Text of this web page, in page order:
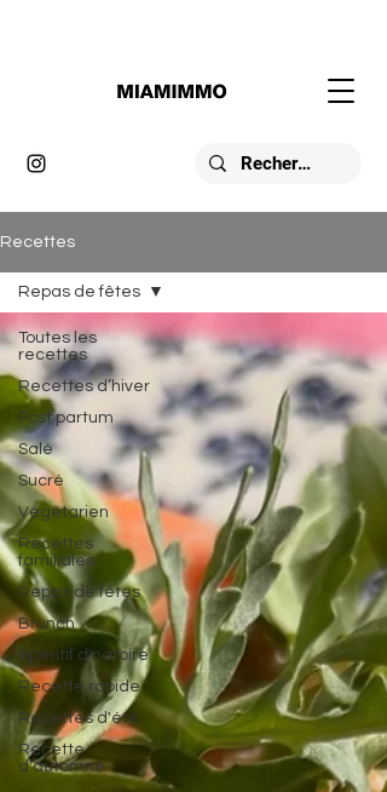
Recettes
Toutes les
recettes
Recettes d’hiver
Post partum
Salé
Sucré
Végétarien
Recettes
familiales
Repas de fêtes
Brunch
Apéritif dînatoire
Recette rapide
Recettes d'été
Recette
d'automne
Repas de fêtes